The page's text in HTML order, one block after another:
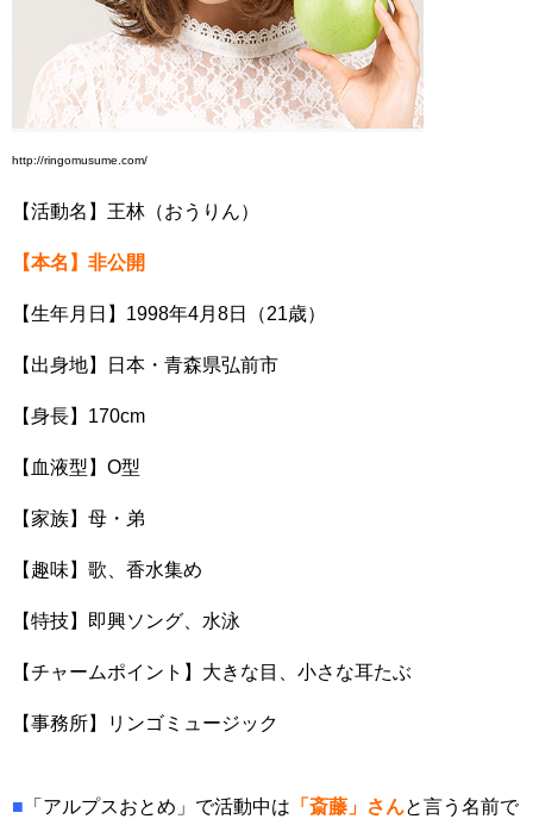
http://ringomusume.com/
【活動名】王林（おうりん）
【本名】非公開
【生年月日】1998年4月8日（21歳）
【出身地】日本・青森県弘前市
【身長】170cm
【血液型】O型
【家族】母・弟
【趣味】歌、香水集め
【特技】即興ソング、水泳
【チャームポイント】大きな目、小さな耳たぶ
【事務所】リンゴミュージック
■ 「アルプスおとめ」で活動中は 「斎藤」さんと言う名前で